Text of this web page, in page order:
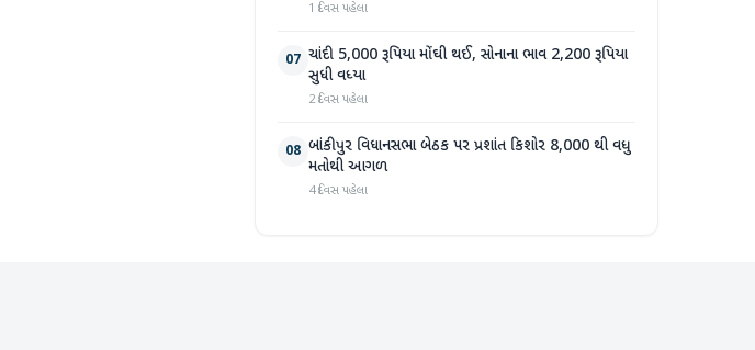
1 દિવસ પહેલા
07 ચાંદી 5,000 રૂપિયા મોંઘી થઈ, સોનાના ભાવ 2,200 રૂપિયા
સુધી વધ્યા
2 દિવસ પહેલા
08 બાંકીપુર વિધાનસભા બેઠક પર પ્રશાંત કિશોર 8,000 થી વધુ
મતોથી આગળ
4 દિવસ પહેલા